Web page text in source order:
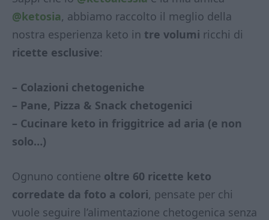
@ketosia, abbiamo raccolto il meglio della
nostra esperienza keto in tre volumi ricchi di
ricette esclusive:
– Colazioni chetogeniche
– Pane, Pizza & Snack chetogenici
– Cucinare keto in friggitrice ad aria (e non
solo…)
Ognuno contiene oltre 60 ricette keto
corredate da foto a colori, pensate per chi
vuole seguire l’alimentazione chetogenica senza